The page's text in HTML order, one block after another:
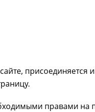
присоединяется
правами на